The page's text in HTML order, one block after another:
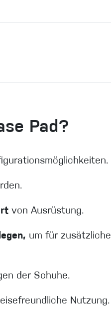
Pad?
von Ausrüstung.
um für zusätzliche
der Schuhe.
Nutzung.